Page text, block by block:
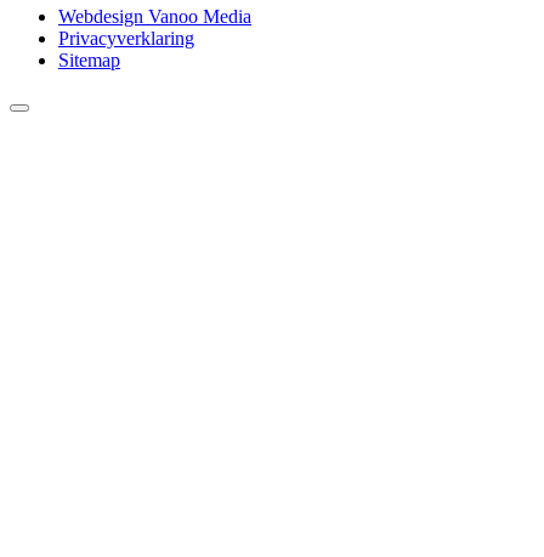
Webdesign Vanoo Media
Privacyverklaring
Sitemap